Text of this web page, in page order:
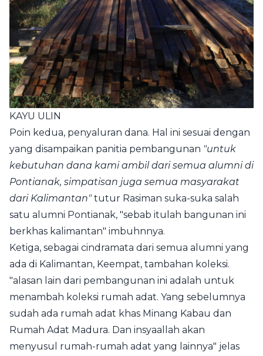
KAYU ULIN
Poin kedua, penyaluran dana. Hal ini sesuai dengan
yang disampaikan panitia pembangunan "untuk
kebutuhan dana kami ambil dari semua alumni di
Pontianak, simpatisan juga semua masyarakat
dari Kalimantan"tutur Rasiman suka-suka salah
satu alumni Pontianak, "sebab itulah bangunan ini
berkhas kalimantan" imbuhnnya.
Ketiga, sebagai cindramata dari semua alumni yang
ada di Kalimantan, Keempat, tambahan koleksi.
"alasan lain dari pembangunan ini adalah untuk
menambah koleksi rumah adat. Yang sebelumnya
sudah ada rumah adat khas Minang Kabau dan
Rumah Adat Madura. Dan insyaallah akan
menyusul rumah-rumah adat yang lainnya" jelas